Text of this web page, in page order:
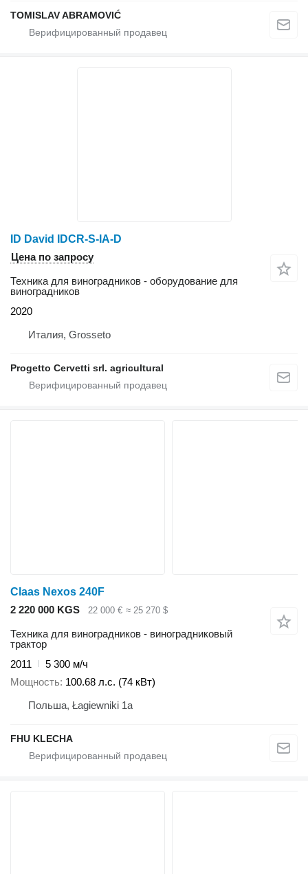
TOMISLAV ABRAMOVIĆ
ID David IDCR-S-IA-D
Цена по запросу
Техника для виноградников - оборудование для
виноградников
2020
Италия, Grosseto
Progetto Cervetti srl. agricultural
Claas Nexos 240F
2 220 000 KGS
22 000 € ≈ 25 270 $
Техника для виноградников - виноградниковый
трактор
2011
5 300 м/ч
Мощность 100.68 л.с. (74 кВт)
Польша, Łagiewniki 1a
FHU KLECHA